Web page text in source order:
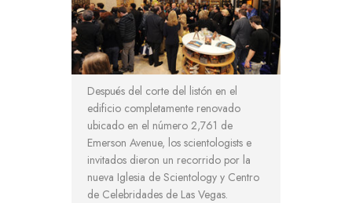
Después del corte del listón en el
edificio completamente renovado
ubicado en el número 2,761 de
Emerson Avenue, los scientologists e
invitados dieron un recorrido por la
nueva Iglesia de Scientology y Centro
de Celebridades de Las Vegas.